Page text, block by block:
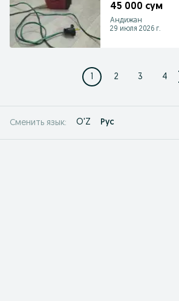
45 000 сум
Андижан
29 июля 2026 г.
1 2 3 4
Сменить язык: O'Z Рус